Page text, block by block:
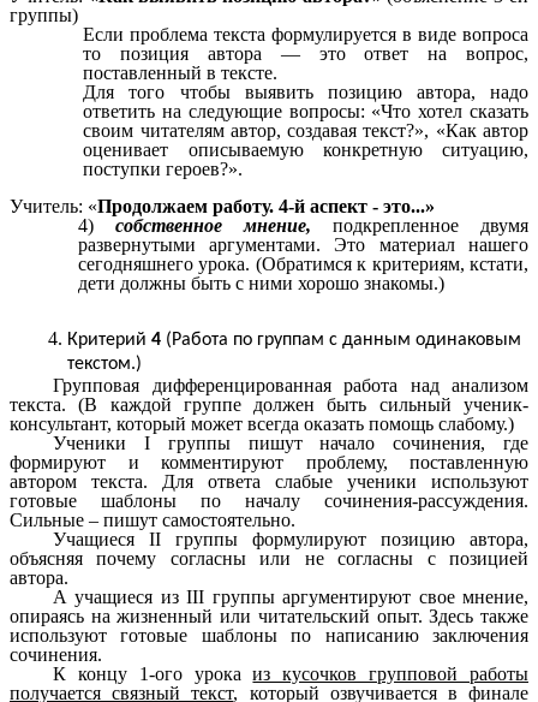
группы)
Если проблема текста формулируется в виде вопроса
то позиция автора — это ответ на вопрос,
поставленный в тексте.
Для того чтобы выявить позицию автора, надо
ответить на следующие вопросы: «Что хотел сказать
своим читателям автор, создавая текст?», «Как автор
оценивает описываемую конкретную ситуацию,
поступки героев?».
Учитель: «Продолжаем работу. 4-й аспект - это...»
4) собственное мнение, подкрепленное двумя
развернутыми аргументами. Это материал нашего
сегодняшнего урока. (Обратимся к критериям, кстати,
дети должны быть с ними хорошо знакомы.)
Критерий 4 (Работа по группам с данным одинаковым
текстом.)
Групповая дифференцированная работа над анализом
текста. (В каждой группе должен быть сильный ученик-
консультант, который может всегда оказать помощь слабому.)
Ученики I группы пишут начало сочинения, где
формируют и комментируют проблему, поставленную
автором текста. Для ответа слабые ученики используют
готовые шаблоны по началу сочинения-рассуждения.
Сильные – пишут самостоятельно.
Учащиеся II группы формулируют позицию автора,
объясняя почему согласны или не согласны с позицией
автора.
А учащиеся из III группы аргументируют свое мнение,
опираясь на жизненный или читательский опыт. Здесь также
используют готовые шаблоны по написанию заключения
сочинения.
К концу 1-ого урокаиз кусочков групповой работы
получается связный текст, который озвучивается в финале